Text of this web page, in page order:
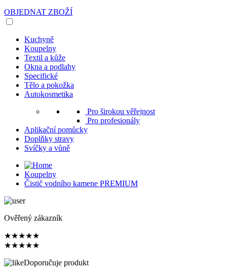
OBJEDNAT ZBOŽÍ
Kuchyně
Koupelny
Textil a kůže
Okna a podlahy
Specifické
Tělo a pokožka
Autokosmetika
Pro širokou věřejnost
Pro profesionály
Aplikační pomůcky
Doplňky stravy
Svíčky a vůně
Koupelny
Čistič vodního kamene PREMIUM
Ověřený zákazník
★★★★★
★★★★★
Doporučuje produkt